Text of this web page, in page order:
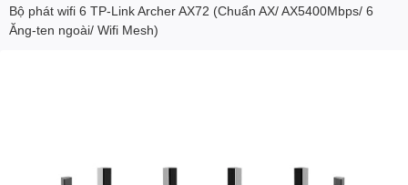
Bộ phát wifi 6 TP-Link Archer AX72 (Chuẩn AX/ AX5400Mbps/ 6
Ăng-ten ngoài/ Wifi Mesh)